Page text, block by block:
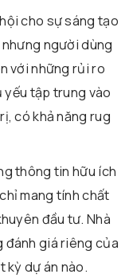
cho sự sáng tạo
người dùng
với những rủi ro
yếu tập trung vào
có khả năng rug
thông tin hữu ích
mang tính chất
đầu tư. Nhà
đánh giá riêng của
kỳ dự án nào.